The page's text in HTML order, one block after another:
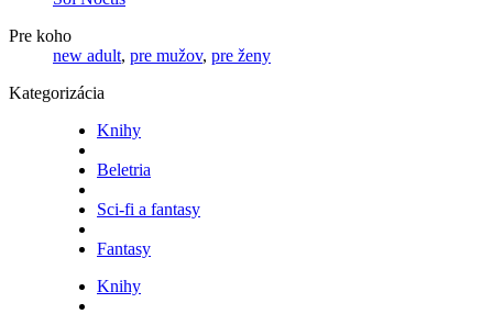
Pre koho
new adult, pre mužov, pre ženy
Kategorizácia
Knihy
Beletria
Sci-fi a fantasy
Fantasy
Knihy